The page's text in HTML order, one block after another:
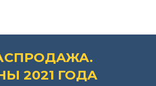
2021 ГОДА